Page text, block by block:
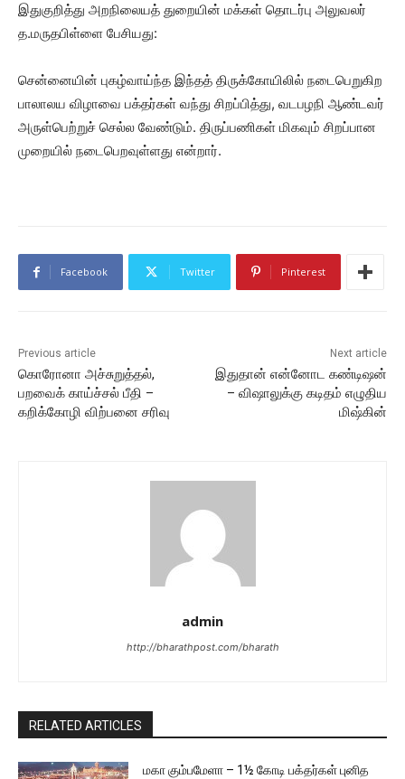
இதுகுறித்து அறநிலையத் துறையின் மக்கள் தொடர்பு அலுவலர்
த.மருதபிள்ளை பேசியது:
சென்னையின் புகழ்வாய்ந்த இந்தத் திருக்கோயிலில் நடைபெறுகிற
பாலாலய விழாவை பக்தர்கள் வந்து சிறப்பித்து, வடபழநி ஆண்டவர்
அருள்பெற்றுச் செல்ல வேண்டும். திருப்பணிகள் மிகவும் சிறப்பான
முறையில் நடைபெறவுள்ளது என்றார்.
Facebook Twitter Pinterest
Previous article
கொரோனா அச்சுறுத்தல்,
பறவைக் காய்ச்சல் பீதி –
கறிக்கோழி விற்பனை சரிவு
Next article
இதுதான் என்னோட கண்டிஷன்
– விஷாலுக்கு கடிதம் எழுதிய
மிஷ்கின்
admin
http://bharathpost.com/bharath
RELATED ARTICLES
மகா கும்பமேளா – 1½ கோடி பக்தர்கள் புனித